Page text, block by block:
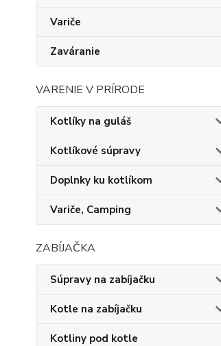
Variče
Zaváranie
VARENIE V PRÍRODE
Kotlíky na guláš
Kotlíkové súpravy
Doplnky ku kotlíkom
Variče, Camping
ZABÍJAČKA
Súpravy na zabíjačku
Kotle na zabíjačku
Kotliny pod kotle